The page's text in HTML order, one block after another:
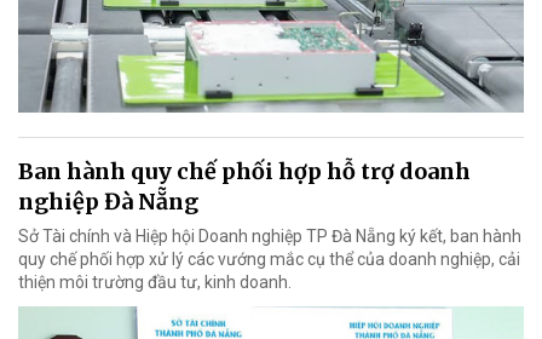
Ban hành quy chế phối hợp hỗ trợ doanh
nghiệp Đà Nẵng
Sở Tài chính và Hiệp hội Doanh nghiệp TP Đà Nẵng ký kết, ban hành
quy chế phối hợp xử lý các vướng mắc cụ thể của doanh nghiệp, cải
thiện môi trường đầu tư, kinh doanh.